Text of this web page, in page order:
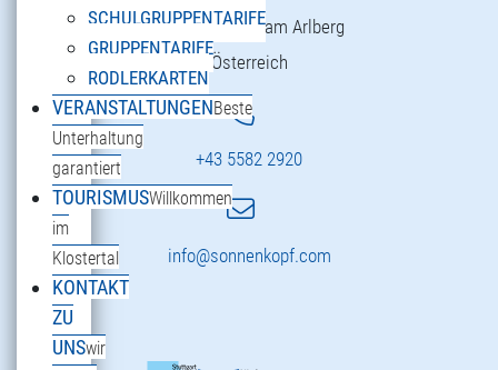
SCHULGRUPPENTARIFE
GRUPPENTARIFE
RODLERKARTEN
VERANSTALTUNGENBeste
Unterhaltung
garantiert
TOURISMUSWillkommen
im
Klostertal
KONTAKT
ZU
UNSwir
6754 Klösterle am Arlberg
Österreich
+43 5582 2920
info@sonnenkopf.com